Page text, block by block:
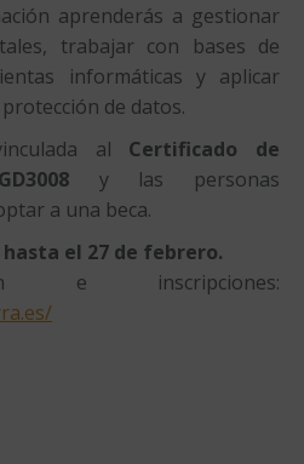
aprenderás a gestionar
trabajar con bases de
informáticas y aplicar
de datos.
al Certificado de
y las personas
a una beca.
el 27 de febrero.
e inscripciones: